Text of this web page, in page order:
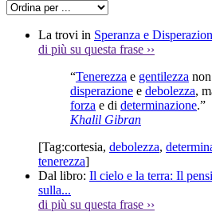
La trovi in Speranza e
di più su questa frase ››
“Tenerezza e gentilezza
disperazione e debolezza,
forza e di determinazione.”
Khalil Gibran
[Tag:cortesia, debolezza,
tenerezza]
Dal libro: Il cielo e la terra: Il
sulla...
di più su questa frase ››